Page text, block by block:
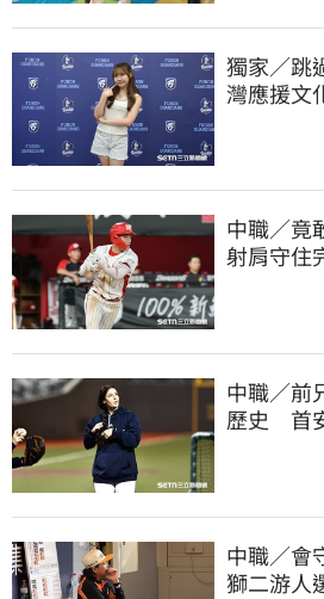
獨家／跳
灣應援
中職／竟
射肩守住
中職／前
歷史 首
中職／會
獅二游